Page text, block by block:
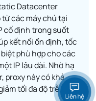
Datacenter
các máy chủ tại
cố định trong suốt
kết nối ổn định, tốc
phù hợp cho các
IP lâu dài. Nhờ hạ
proxy này có khả
tối đa độ trễ và
Liên hệ